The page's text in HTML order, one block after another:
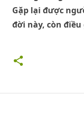
Gặp lại được
đời này, còn